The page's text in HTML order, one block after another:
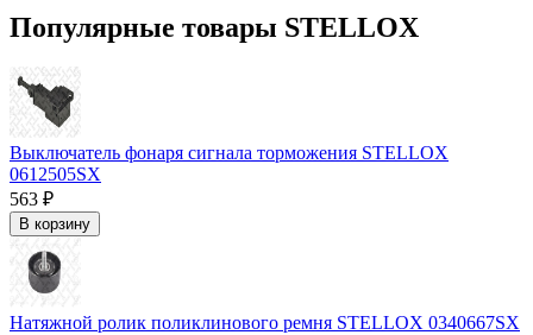
Популярные товары STELLOX
Выключатель фонаря сигнала торможения STELLOX
0612505SX
563 ₽
В корзину
Натяжной ролик поликлинового ремня STELLOX 0340667SX